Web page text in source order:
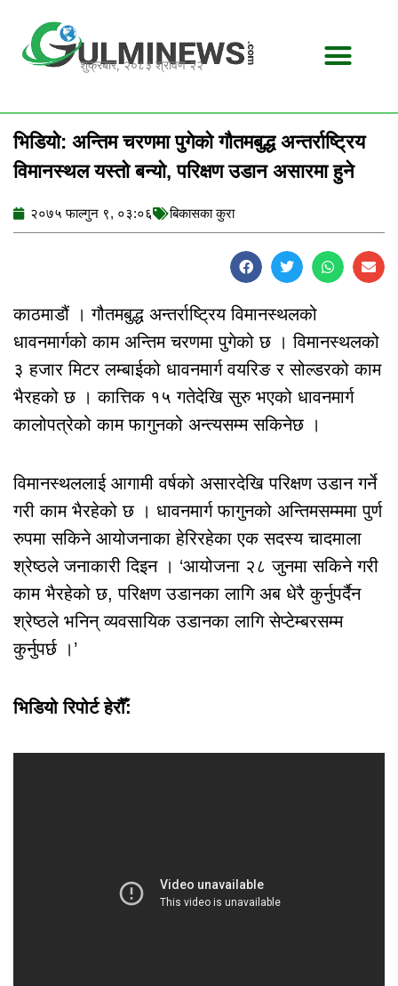
content
शुक्रबार, २०८३ श्रावण २२
भिडियो: अन्तिम चरणमा पुगेको गौतमबुद्ध अन्तर्राष्ट्रिय
विमानस्थल यस्तो बन्यो, परिक्षण उडान असारमा हुने
२०७५ फाल्गुन ९, ०३:०६ बिकासका कुरा
काठमाडौं । गौतमबुद्ध अन्तर्राष्ट्रिय विमानस्थलको
धावनमार्गको काम अन्तिम चरणमा पुगेको छ । विमानस्थलको
३ हजार मिटर लम्बाईको धावनमार्ग वयरिङ र सोल्डरको काम
भैरहको छ । कात्तिक १५ गतेदेखि सुरु भएको धावनमार्ग
कालोपत्रेको काम फागुनको अन्त्यसम्म सकिनेछ ।
विमानस्थललाई आगामी वर्षको असारदेखि परिक्षण उडान गर्ने
गरी काम भैरहेको छ । धावनमार्ग फागुनको अन्तिमसम्ममा पुर्ण
रुपमा सकिने आयोजनाका हेरिरहेका एक सदस्य चादमाला
श्रेष्ठले जनाकारी दिइन । ‘आयोजना २८ जुनमा सकिने गरी
काम भैरहेको छ, परिक्षण उडानका लागि अब धेरै कुर्नुपर्दैन
श्रेष्ठले भनिन् व्यवसायिक उडानका लागि सेप्टेम्बरसम्म
कुर्नुपर्छ ।’
भिडियो रिपोर्ट हेरौँ: